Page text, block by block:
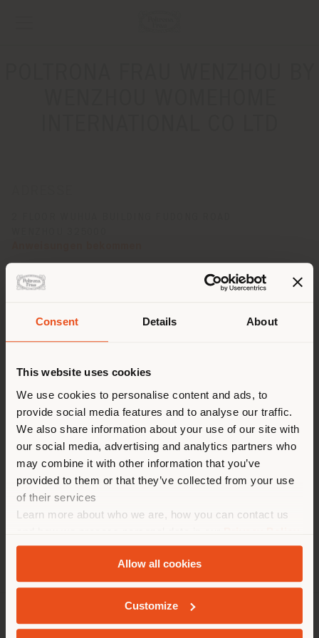
Consent Details About
This website uses cookies
We use cookies to personalise content and ads, to
provide social media features and to analyse our traffic.
We also share information about your use of our site with
our social media, advertising and analytics partners who
may combine it with other information that you’ve
provided to them or that they’ve collected from your use
of their services
Learn more about who we are, how you can contact us
andCookie Policy.
Allow all cookies
Customize
KONTAKTE
Fax 0086 577 8988 2219
[email protected]
ZEITEN
Montag 9.00 - 18.00
Dienstag 9.00 - 18.00
Mittwoch 9.00 - 18.00
Donnerstag 9.00 - 18.00
Freitag 9.00 - 18.00
Sie browsen in einem anderen
Land als Ihrem Standort. Wir
empfehlen Ihnen, sich richtig
zu orientieren, um Einkäufe
tätigen zu können. (us)
GEOLOKALISIERT
UNTERNEHMEN